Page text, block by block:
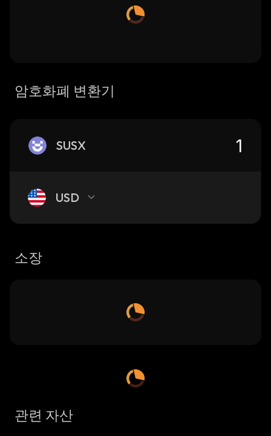
암호화폐 변환기
SUSX
USD
소장
관련 자산